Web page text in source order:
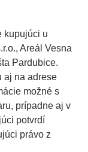
kupujúci u
Areál Vesna
Pardubice.
aj na adrese
možné s
prípadne aj v
potvrdí
právo z